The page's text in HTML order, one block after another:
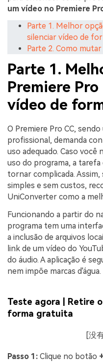
um vídeo no Premiere
Parte 1. Melhor
silenciar vídeo de
Parte 2. Como
Parte 1.
Premiere
vídeo de
O Premiere Pro CC,
profissional, demanda
uso adequado. Caso você
uso do programa, a
tornar complicada. Assim,
simples e sem custos,
UniConverter como a
Funcionando a partir do
programa tem uma
a inclusão de arquivos
link de um vídeo do
do áudio. A aplicação é
nem impõe marcas d'água.
Teste agora | Retire
forma gratuita
[没
Passo 1: Clique no botão +